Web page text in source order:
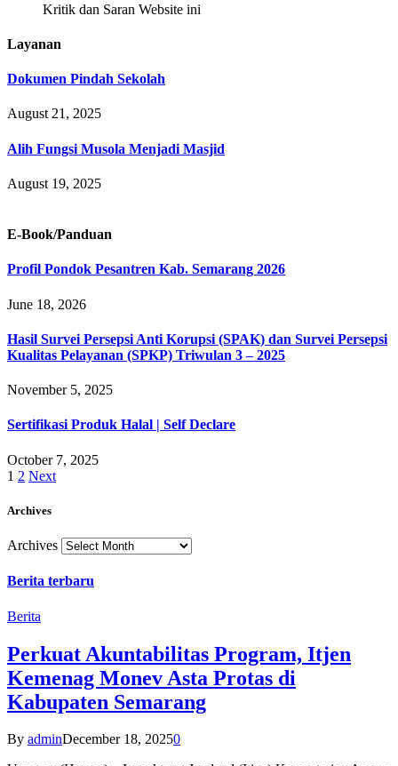
Kritik dan Saran Website ini
Layanan
Dokumen Pindah Sekolah
August 21, 2025
Alih Fungsi Musola Menjadi Masjid
August 19, 2025
E-Book/Panduan
Profil Pondok Pesantren Kab. Semarang 2026
June 18, 2026
Hasil Survei Persepsi Anti Korupsi (SPAK) dan Survei Persepsi
Kualitas Pelayanan (SPKP) Triwulan 3 – 2025
November 5, 2025
Sertifikasi Produk Halal | Self Declare
October 7, 2025
1 2 Next
Archives
Archives
Berita terbaru
Berita
Perkuat Akuntabilitas Program, Itjen
Kemenag Monev Asta Protas di
Kabupaten Semarang
By adminDecember 18, 20250